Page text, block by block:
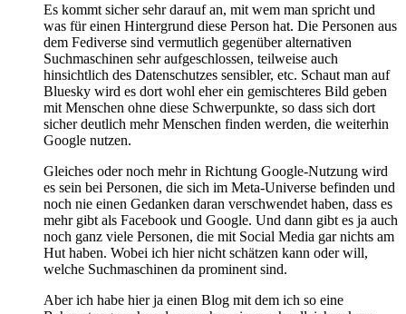
Es kommt sicher sehr darauf an, mit wem man spricht und
was für einen Hintergrund diese Person hat. Die Personen aus
dem Fediverse sind vermutlich gegenüber alternativen
Suchmaschinen sehr aufgeschlossen, teilweise auch
hinsichtlich des Datenschutzes sensibler, etc. Schaut man auf
Bluesky wird es dort wohl eher ein gemischteres Bild geben
mit Menschen ohne diese Schwerpunkte, so dass sich dort
sicher deutlich mehr Menschen finden werden, die weiterhin
Google nutzen.
Gleiches oder noch mehr in Richtung Google-Nutzung wird
es sein bei Personen, die sich im Meta-Universe befinden und
noch nie einen Gedanken daran verschwendet haben, dass es
mehr gibt als Facebook und Google. Und dann gibt es ja auch
noch ganz viele Personen, die mit Social Media gar nichts am
Hut haben. Wobei ich hier nicht schätzen kann oder will,
welche Suchmaschinen da prominent sind.
Aber ich habe hier ja einen Blog mit dem ich so eine